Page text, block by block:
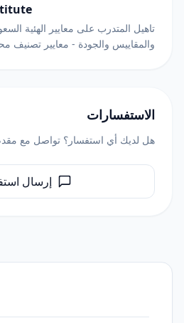
تاهيل المتدرب على معايير الهئية
والمقاييس والجودة - معايير تصنيف
الاستفسارات
هل لديك أي استفسار؟ تواصل مع
إرسال